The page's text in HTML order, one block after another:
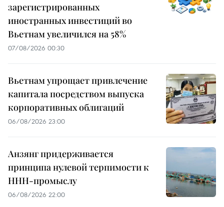
зарегистрированных
иностранных инвестиций во
Вьетнам увеличился на 58%
07/08/2026 00:30
Вьетнам упрощает привлечение
капитала посредством выпуска
корпоративных облигаций
06/08/2026 23:00
Анзянг придерживается
принципа нулевой терпимости к
ННН-промыслу
06/08/2026 22:00